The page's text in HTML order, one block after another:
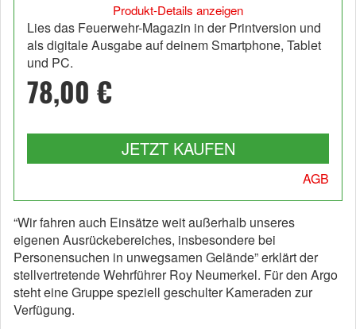
Produkt-Details anzeigen
Lies das Feuerwehr-Magazin in der Printversion und
als digitale Ausgabe auf deinem Smartphone, Tablet
und PC.
78,00 €
JETZT KAUFEN
AGB
“Wir fahren auch Einsätze weit außerhalb unseres
eigenen Ausrückebereiches, insbesondere bei
Personensuchen in unwegsamen Gelände” erklärt der
stellvertretende Wehrführer Roy Neumerkel. Für den Argo
steht eine Gruppe speziell geschulter Kameraden zur
Verfügung.